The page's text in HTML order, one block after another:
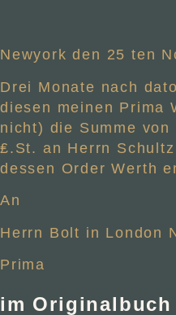
= 180
Newyork den 25 ten
Drei Monate nach
diesen meinen Prima
nicht) die Summe
₤.St. an Herrn
dessen Order Werth
An
Herrn Bolt in London
Prima
im Originalbuch